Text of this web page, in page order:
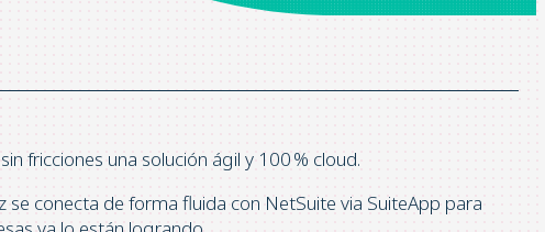
fricciones una solución ágil y 100 % cloud.
conecta de forma fluida con NetSuite via SuiteApp para